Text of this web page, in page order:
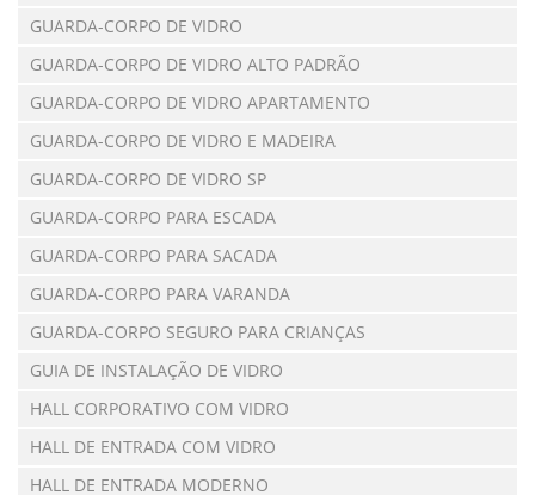
GUARDA-CORPO DE VIDRO
GUARDA-CORPO DE VIDRO ALTO PADRÃO
GUARDA-CORPO DE VIDRO APARTAMENTO
GUARDA-CORPO DE VIDRO E MADEIRA
GUARDA-CORPO DE VIDRO SP
GUARDA-CORPO PARA ESCADA
GUARDA-CORPO PARA SACADA
GUARDA-CORPO PARA VARANDA
GUARDA-CORPO SEGURO PARA CRIANÇAS
GUIA DE INSTALAÇÃO DE VIDRO
HALL CORPORATIVO COM VIDRO
HALL DE ENTRADA COM VIDRO
HALL DE ENTRADA MODERNO